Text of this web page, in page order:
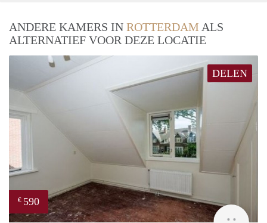
ANDERE KAMERS IN ROTTERDAM ALS
ALTERNATIEF VOOR DEZE LOCATIE
DELEN
€ 590